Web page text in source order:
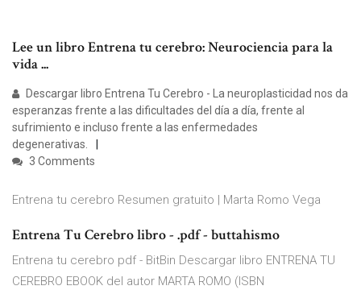
Lee un libro Entrena tu cerebro: Neurociencia para la
vida ...
Descargar libro Entrena Tu Cerebro - La neuroplasticidad nos da
esperanzas frente a las dificultades del día a día, frente al
sufrimiento e incluso frente a las enfermedades
degenerativas.
3 Comments
Entrena tu cerebro Resumen gratuito | Marta Romo Vega
Entrena Tu Cerebro libro - .pdf - buttahismo
Entrena tu cerebro pdf - BitBin Descargar libro ENTRENA TU
CEREBRO EBOOK del autor MARTA ROMO (ISBN